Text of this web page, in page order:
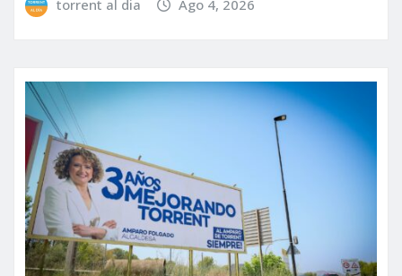
torrent al dia Ago 4, 2026